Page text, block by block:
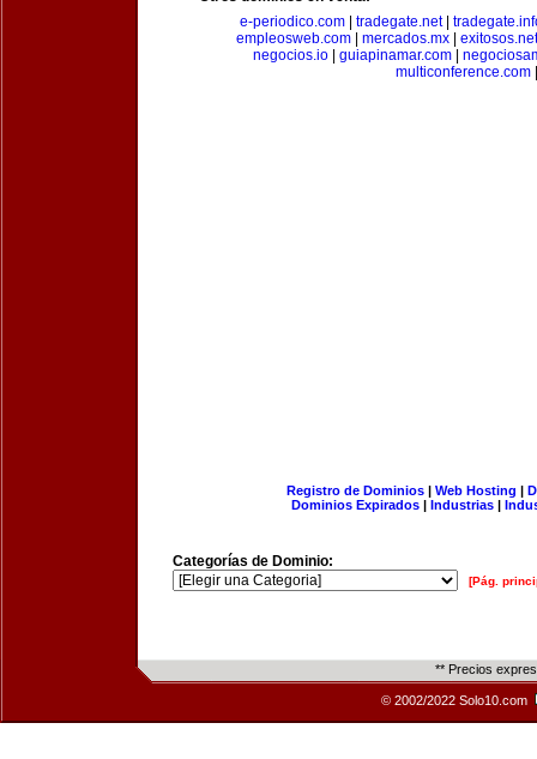
e-periodico.com
tradegate.net|
empleosweb.com| mercados.mx| exitosos.net
negocios.io
guiapinamar.com
multiconference.com|
Registro de Dominios| Web Hosting |
Dominios Expirados | Industrias |
Categorías de Dominio:
[Pág.
** Precios
© 2002/2022 Solo10.com